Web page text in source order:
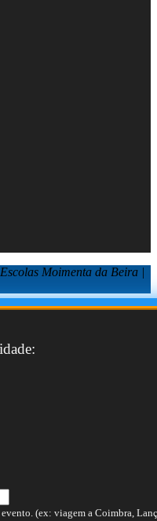
Moimenta da Beira |
(ex: viagem a Coimbra,